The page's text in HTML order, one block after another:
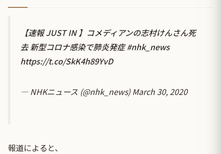
【速報 JUST IN 】コメディアンの志村けんさん死
去 新型コロナ感染で肺炎発症#nhk_news
https://t.co/SkK4h89YvD
— NHKニュース (@nhk_news)March 30, 2020
報道によると、